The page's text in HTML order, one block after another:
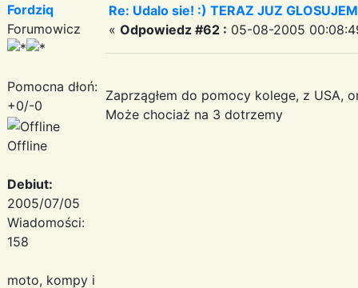
Fordziq
Forumowicz
Pomocna dłoń:
+0/-0
Offline
Debiut:
2005/07/05
Wiadomości:
158
moto, kompy i
Re: Udalo sie! :) TERAZ JUZ
« Odpowiedz #62 : 05-08-2005
Zaprzągłem do pomocy kolege, z USA,
Może chociaż na 3 dotrzemy